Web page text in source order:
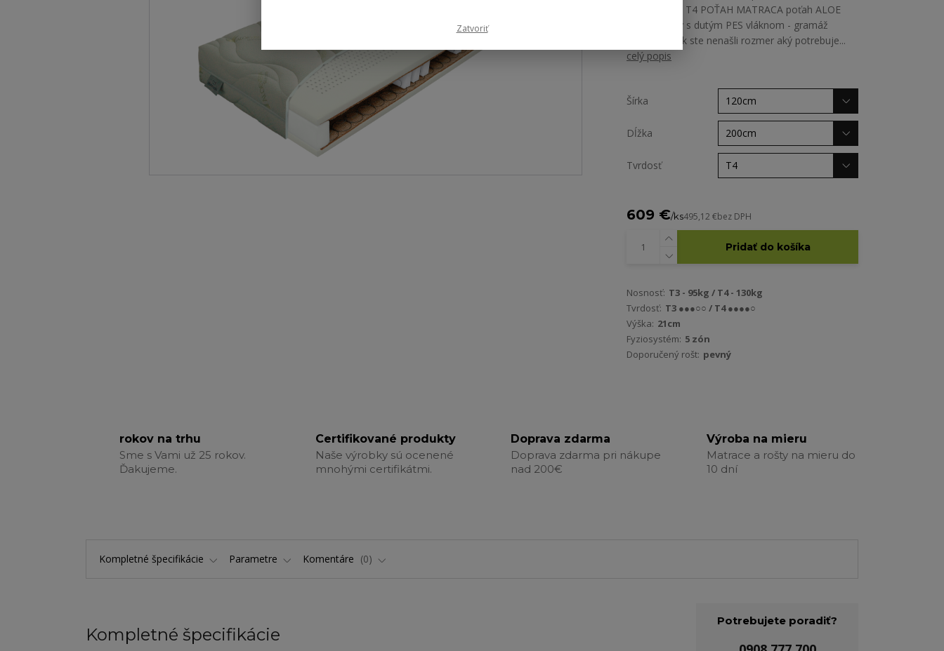
T3, 2,4mm - T4 POŤAH MATRACA poťah ALOE
VERA prešitý s dutým PES vláknom - gramáž
200g/m2 Ak ste nenašli rozmer aký potrebuje...
celý popis
Šírka
Dĺžka
Tvrdosť
609 €/ks495,12 €bez DPH
Pridať do košíka
Nosnosť: T3 - 95kg / T4 - 130kg
Tvrdosť: T3 ●●●○○ / T4 ●●●●○
Výška: 21cm
Fyziosystém: 5 zón
Doporučený rošt: pevný
rokov na trhu
Sme s Vami už 25 rokov.
Ďakujeme.
Certifikované produkty
Naše výrobky sú ocenené
mnohými certifikátmi.
Doprava zdarma
Doprava zdarma pri nákupe
nad 200€
Výroba na mieru
Matrace a rošty na mieru do
10 dní
Kompletné špecifikácie Parametre Komentáre 0
Kompletné špecifikácie
Potrebujete poradiť?
Zatvoriť